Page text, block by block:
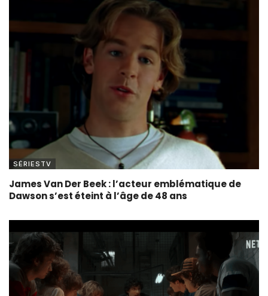
SÉRIESTV
James Van Der Beek : l’acteur emblématique de
Dawson s’est éteint à l’âge de 48 ans